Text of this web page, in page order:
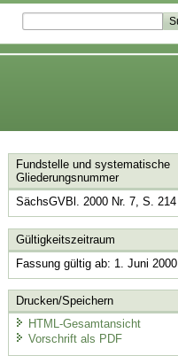
Fundstelle und systematische
Gliederungsnummer
SächsGVBl. 2000 Nr. 7, S. 214
Gültigkeitszeitraum
Fassung gültig ab: 1. Juni 2000
Drucken/Speichern
HTML-Gesamtansicht
Vorschrift als PDF